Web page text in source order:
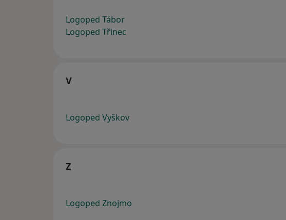
Logoped Tábor
Logoped Třinec
V
Logoped Vyškov
Z
Logoped Znojmo